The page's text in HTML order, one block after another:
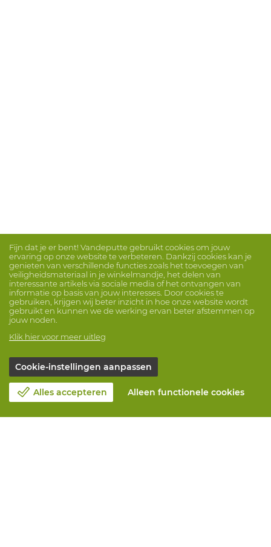
Fijn dat je er bent! Vandeputte gebruikt cookies om jouw
ervaring op onze website te verbeteren. Dankzij cookies kan je
genieten van verschillende functies zoals het toevoegen van
veiligheidsmateriaal in je winkelmandje, het delen van
interessante artikels via sociale media of het ontvangen van
informatie op basis van jouw interesses. Door cookies te
gebruiken, krijgen wij beter inzicht in hoe onze website wordt
gebruikt en kunnen we de werking ervan beter afstemmen op
jouw noden.
Klik hier voor meer uitleg
Cookie-instellingen aanpassen
Alles accepteren Alleen functionele cookies